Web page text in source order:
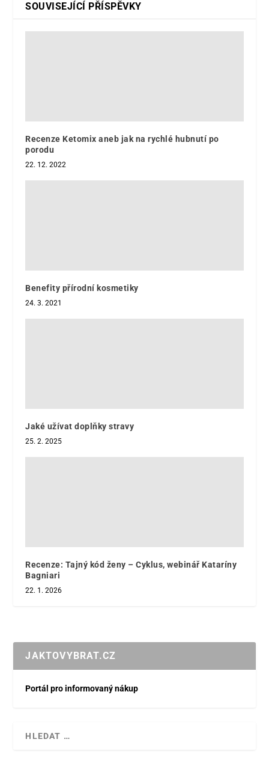
SOUVISEJÍCÍ PŘÍSPĚVKY
Recenze Ketomix aneb jak na rychlé hubnutí po
porodu
22. 12. 2022
Benefity přírodní kosmetiky
24. 3. 2021
Jaké užívat doplňky stravy
25. 2. 2025
Recenze: Tajný kód ženy – Cyklus, webinář Kataríny
Bagniari
22. 1. 2026
JAKTOVYBRAT.CZ
Portál pro informovaný nákup